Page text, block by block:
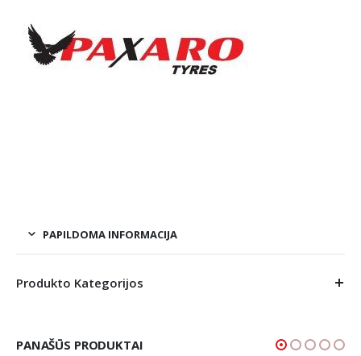
PAPILDOMA INFORMACIJA
Produkto Kategorijos
PANAŠŪS PRODUKTAI